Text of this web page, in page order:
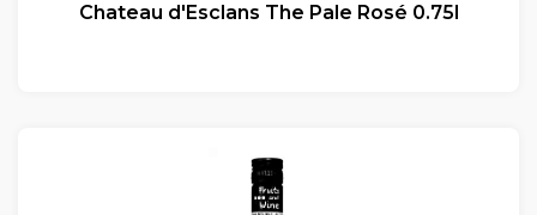
Chateau d'Esclans The Pale Rosé 0.75l